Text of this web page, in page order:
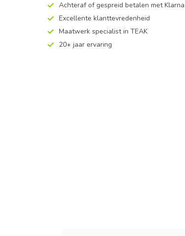
Achteraf of gespreid betalen met Klarna
Excellente klanttevredenheid
Maatwerk specialist in TEAK
20+ jaar ervaring